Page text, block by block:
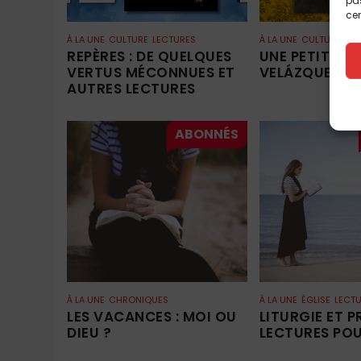
À LA UNE CULTURE LECTURES
REPÈRES : DE QUELQUES
VERTUS MÉCONNUES ET
AUTRES LECTURES
À LA UNE CULTURE
UNE PETITE-
VELÁZQUEZ ?
À LA UNE CHRONIQUES
LES VACANCES : MOI OU
DIEU ?
À LA UNE ÉGLISE
LITURGIE ET
LECTURES